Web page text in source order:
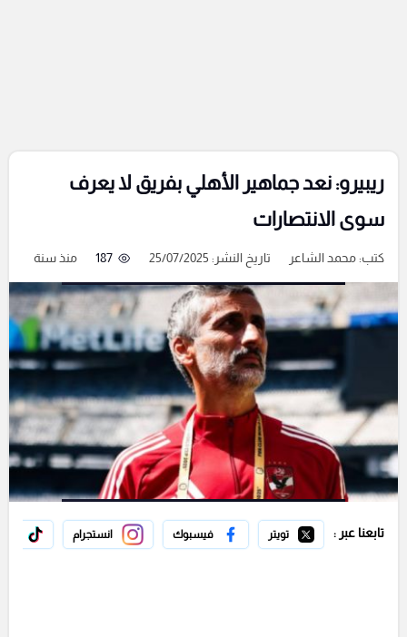
ريبيرو: نعد جماهير الأهلي بفريق لا يعرف
سوى الانتصارات
كتب:محمد الشاعر تاريخ النشر: 25/07/2025 187 منذ سنة
تابعنا عبر : تويتر فيسبوك انستجرام